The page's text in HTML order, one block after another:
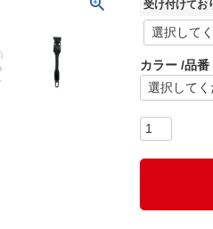
受け付けてお
カラー 品番